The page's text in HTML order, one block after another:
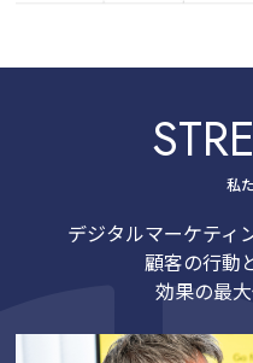
私
デジタルマーケティ
顧客の行動
効果の最大